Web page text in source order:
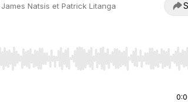
James Natsis et Patrick Litanga
Right to seek, Home/End to jump to